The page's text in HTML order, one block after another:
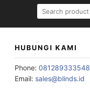
SEARCH
FOR:
HUBUNGI KAMI
Phone: 081289333548
Email: sales@blinds.id